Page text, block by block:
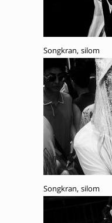
Songkran, silom
Songkran, silom